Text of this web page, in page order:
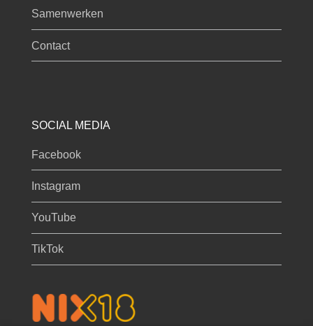
Samenwerken
Contact
SOCIAL MEDIA
Facebook
Instagram
YouTube
TikTok